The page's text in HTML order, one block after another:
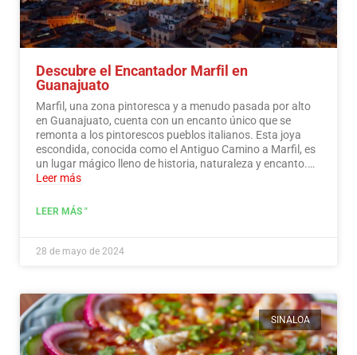
Descubre el Encantador Marfil en
Guanajuato
Marfil, una zona pintoresca y a menudo pasada por alto
en Guanajuato, cuenta con un encanto único que se
remonta a los pintorescos pueblos italianos. Esta joya
escondida, conocida como el Antiguo Camino a Marfil, es
un lugar mágico lleno de historia, naturaleza y encanto.…
Leer más
LEER MÁS "
28 de mayo de 2024
SINALOA